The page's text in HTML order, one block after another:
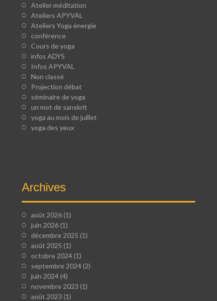
Atelier méditation
Ateliers APYVAL
Ateliers Yoga énergie
conférence
Cours de yoga
infos ADYS
Infos APYVAL
Non classé
Projection débat
séminaire de yoga
un mot de sanskrit
yoga au mois de juillet
yoga des yeux
Archives
août 2026(1)
juin 2026(1)
décembre 2025 (1)
août 2025 (1)
octobre 2024(1)
septembre 2024(2)
juin 2024(4)
novembre 2023 (1)
août 2023 (1)